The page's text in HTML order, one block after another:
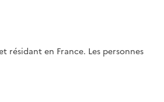
résidant en France. Les personnes